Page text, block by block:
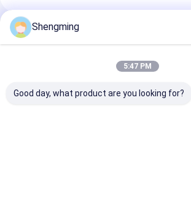
अनुशंसित उत्पाद
Shengming
5:47 PM
Good day, what product are you looking for?